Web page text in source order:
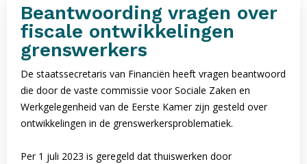
Beantwoording vragen over
fiscale ontwikkelingen
grenswerkers
De staatssecretaris van Financiën heeft vragen beantwoord
die door de vaste commissie voor Sociale Zaken en
Werkgelegenheid van de Eerste Kamer zijn gesteld over
ontwikkelingen in de grenswerkersproblematiek.
Per 1 juli 2023 is geregeld dat thuiswerken door